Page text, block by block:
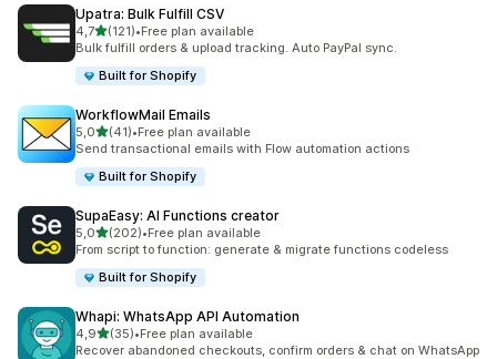
Upatra: Bulk Fulfill CSV
4,7na 5 gwiazdek
(121)
Łączna liczba recenzji: 121
•Free plan available
Bulk fulfill orders & upload tracking. Auto PayPal sync.
Built for Shopify
WorkflowMail Emails
5,0na 5 gwiazdek
(41)
Łączna liczba recenzji: 41
•Free plan available
Send transactional emails with Flow automation actions
Built for Shopify
SupaEasy: AI Functions creator
5,0na 5 gwiazdek
(202)
Łączna liczba recenzji: 202
•Free plan available
From script to function: generate & migrate functions codeless
Built for Shopify
Whapi: WhatsApp API Automation
4,9na 5 gwiazdek
(35)
Łączna liczba recenzji: 35
•Free plan available
Recover abandoned checkouts, confirm orders & chat on WhatsApp